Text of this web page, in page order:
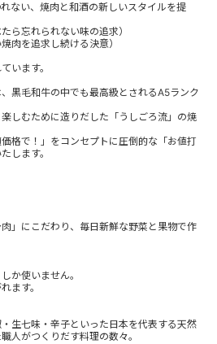
ない、焼肉と和酒の新しいスタイルを提
ら忘れられない味の追求）
肉を追求し続ける決意）
います。
黒毛和牛の中でも最高級とされるA5ランク
しむために造りだした「うしごろ流」の焼
格で！」をコンセプトに圧倒的な「お値打
します。
」にこだわり、毎日新鮮な野菜と果物で作
か使いません。
ます。
生七味・辛子といった日本を代表する天然
人がつくりだす料理の数々。